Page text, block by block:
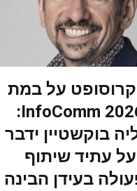
על במת
InfoComm 2026:
בוקשטיין ידבר
על עתיד שיתוף
בעידן הבינה